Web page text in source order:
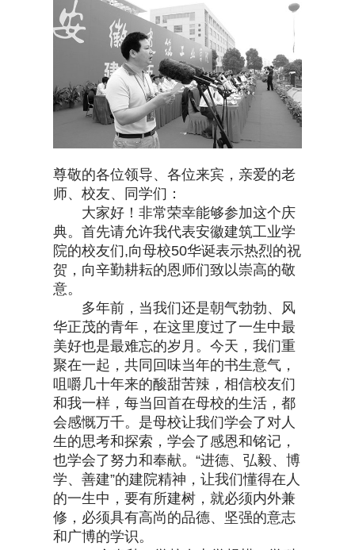
尊敬的各位领导、各位来宾，亲爱的老
师、校友、同学们：
大家好！非常荣幸能够参加这个庆
典。首先请允许我代表安徽建筑工业学
院的校友们,向母校50华诞表示热烈的祝
贺，向辛勤耕耘的恩师们致以崇高的敬
意。
多年前，当我们还是朝气勃勃、风
华正茂的青年，在这里度过了一生中最
美好也是最难忘的岁月。今天，我们重
聚在一起，共同回味当年的书生意气，
咀嚼几十年来的酸甜苦辣，相信校友们
和我一样，每当回首在母校的生活，都
会感慨万千。是母校让我们学会了对人
生的思考和探索，学会了感恩和铭记，
也学会了努力和奉献。“进德、弘毅、博
学、善建”的建院精神，让我们懂得在人
的一生中，要有所建树，就必须内外兼
修，必须具有高尚的品德、坚强的意志
和广博的学识。